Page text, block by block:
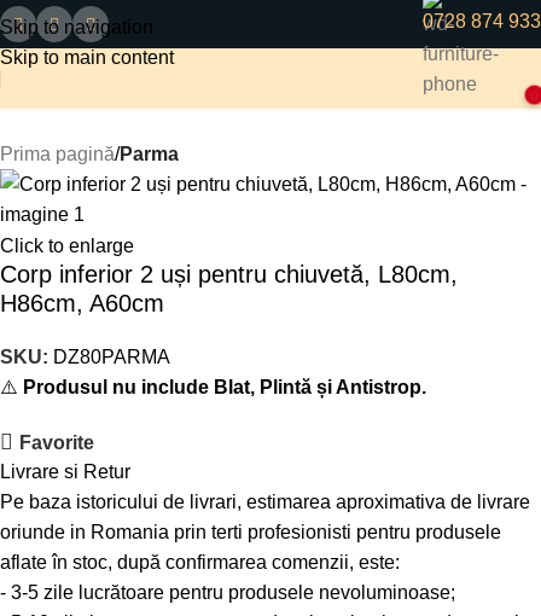
Skip to navigation
Skip to main content
0728 874 933
Prima pagină Parma
Click to enlarge
Corp inferior 2 uși pentru chiuvetă, L80cm,
H86cm, A60cm
SKU: DZ80PARMA
⚠️ Produsul nu include Blat, Plintă și Antistrop.
Favorite
Livrare si Retur
Pe baza istoricului de livrari, estimarea aproximativa de livrare
oriunde in Romania prin terti profesionisti pentru produsele
aflate în stoc, după confirmarea comenzii, este:
- 3-5 zile lucrătoare pentru produsele nevoluminoase;